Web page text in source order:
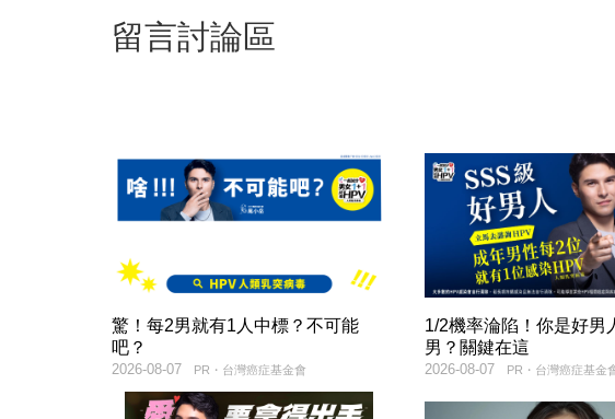
留言討論區
驚！每2男就有1人中標？不可能
吧？
PR・台灣癌症基金會
2026-08-07
1/2機率淪陷！你是好男
男？關鍵在這
PR・台灣癌症基金
2026-08-07